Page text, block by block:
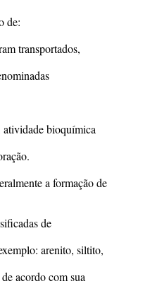
de:
transportados,
bioquímica
a formação de
de
arenito, siltito,
acordo com sua